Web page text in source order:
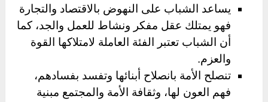
يساعد الشباب على النهوض بالاقتصاد والتجارة
فهو يمتلك عقل مفكر ونشاط للعمل والجد، كما
أن الشباب تعتبر الفئة العاملة لامتلاكها القوة
والعزم.
تنصلح الأمة بانصلاح أبنائها وتفسد بفسادهم،
فهم العون لها، وثقافة الأمة والمجتمع مبنية